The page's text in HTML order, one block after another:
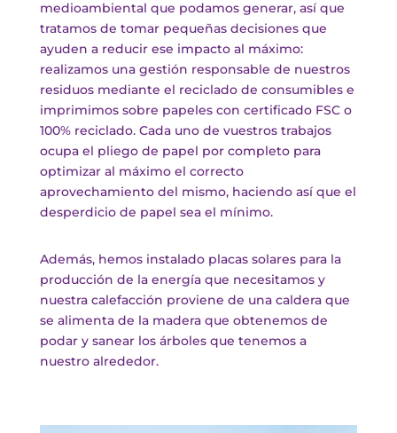
medioambiental que podamos generar, así que
tratamos de tomar pequeñas decisiones que
ayuden a reducir ese impacto al máximo:
realizamos una gestión responsable de nuestros
residuos mediante el reciclado de consumibles e
imprimimos sobre papeles con certificado FSC o
100% reciclado. Cada uno de vuestros trabajos
ocupa el pliego de papel por completo para
optimizar al máximo el correcto
aprovechamiento del mismo, haciendo así que el
desperdicio de papel sea el mínimo.
Además, hemos instalado placas solares para la
producción de la energía que necesitamos y
nuestra calefacción proviene de una caldera que
se alimenta de la madera que obtenemos de
podar y sanear los árboles que tenemos a
nuestro alrededor.